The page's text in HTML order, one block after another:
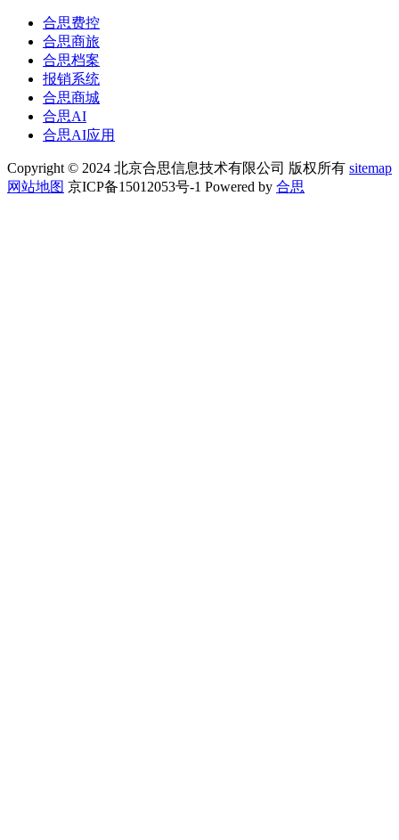
合思费控
合思商旅
合思档案
报销系统
合思商城
合思AI
合思AI应用
Copyright © 2024 北京合思信息技术有限公司 版权所有 sitemap
网站地图 京ICP备15012053号-1 Powered by 合思